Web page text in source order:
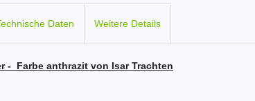
Daten Weitere Details
- Farbe anthrazit von Isar Trachten